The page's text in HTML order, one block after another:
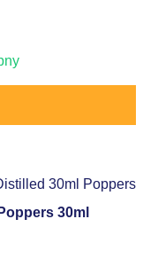
30ml